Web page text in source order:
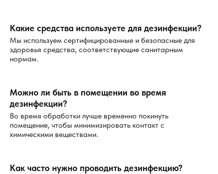
Какие средства используете для дезинфекции?
Мы используем сертифицированные и безопасные для
здоровья средства, соответствующие санитарным
нормам.
Можно ли быть в помещении во время
дезинфекции?
Во время обработки лучше временно покинуть
помещение, чтобы минимизировать контакт с
химическими веществами.
Как часто нужно проводить дезинфекцию?